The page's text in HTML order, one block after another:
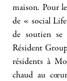
maison. Pour
de « social Life
de soutien
Résident
résidents à
chaud au